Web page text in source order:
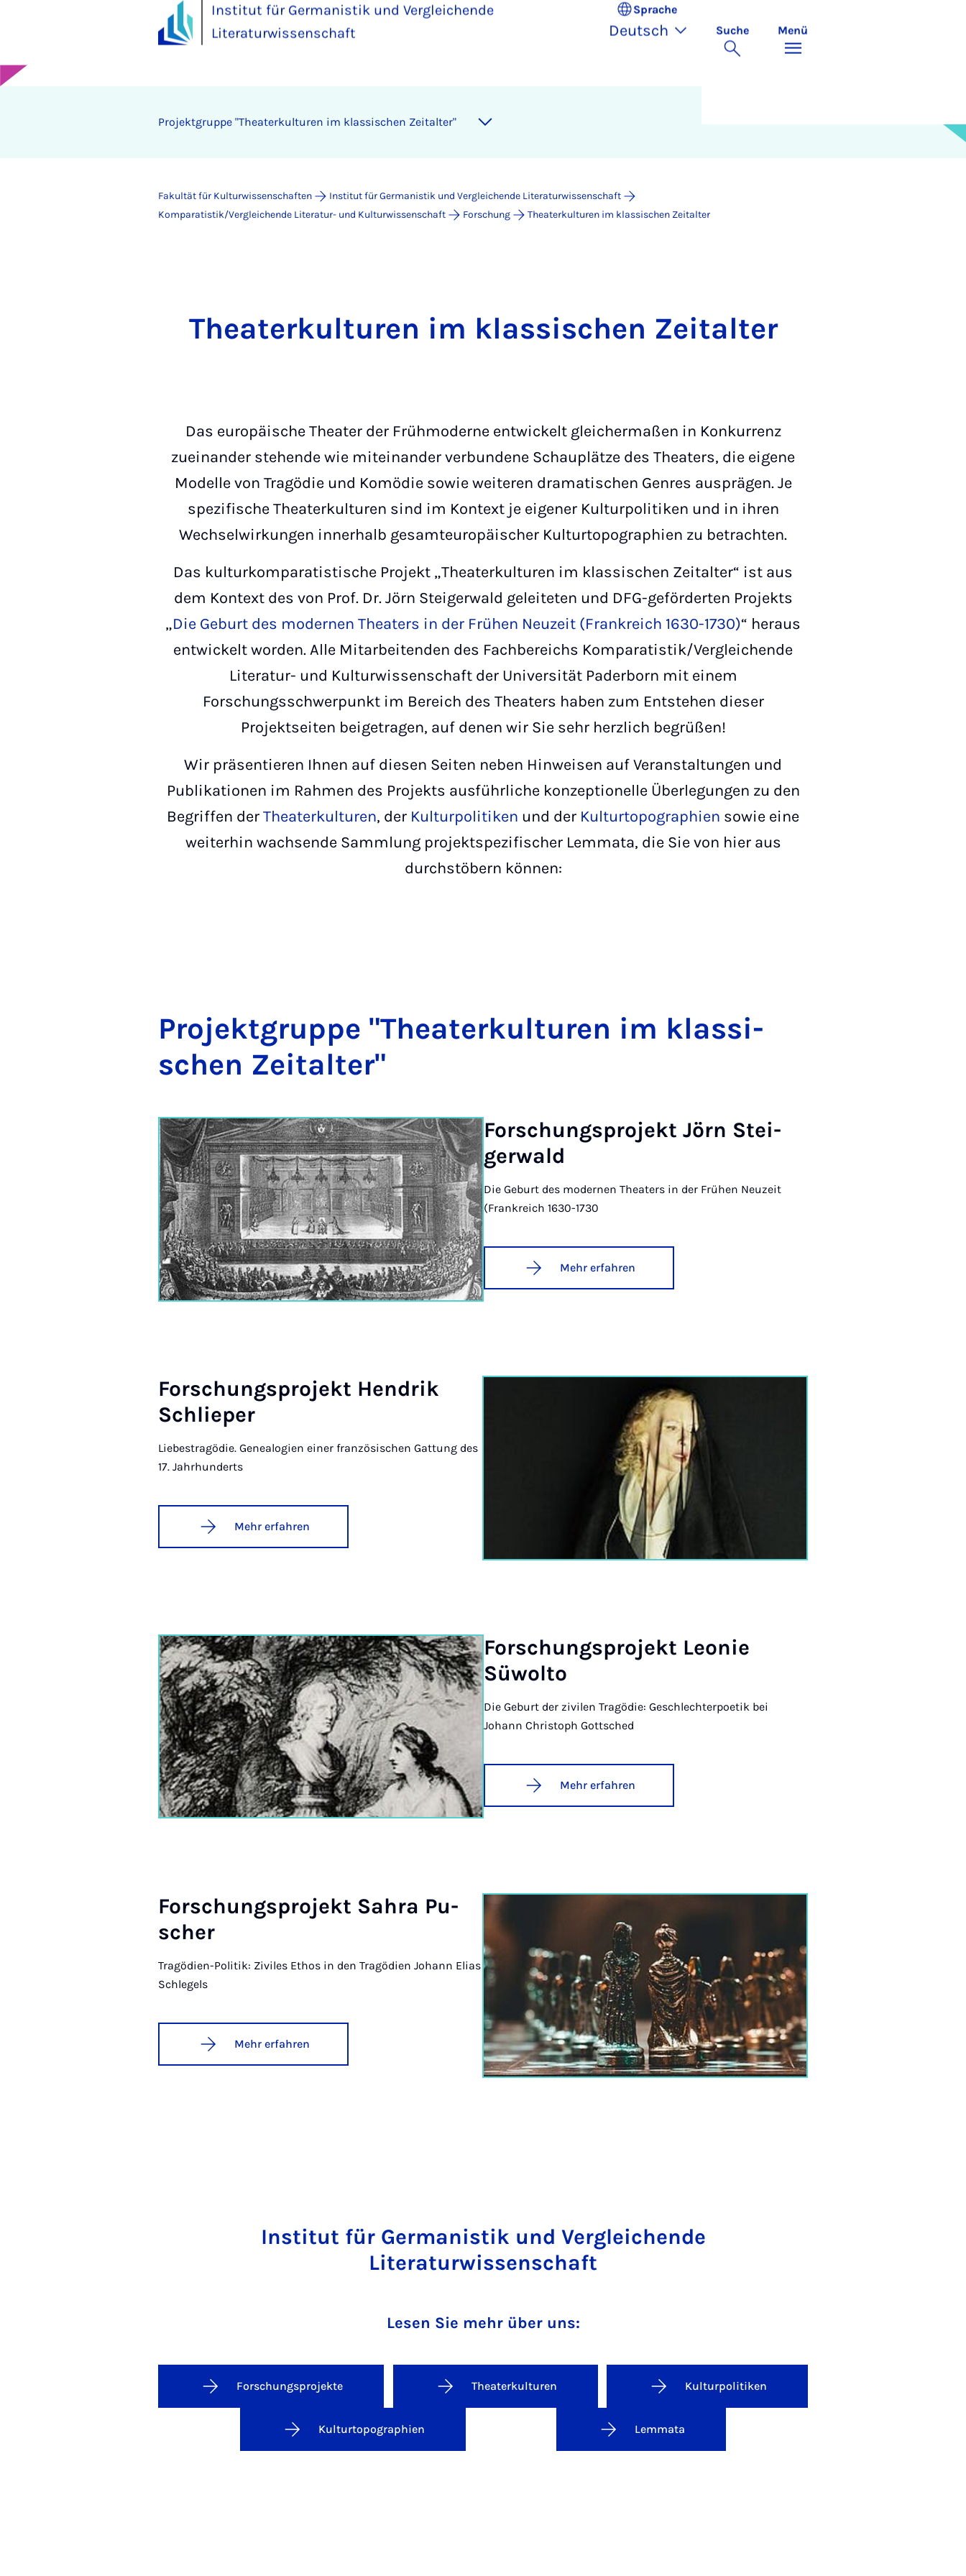
Institut für Germanistik und Vergleichende
Literaturwissenschaft
Sprache
Deutsch Suche Menü
Pro­jekt­grup­pe "The­a­ter­kul­tu­ren im klas­si­schen Zeit­al­ter"
Fakultät für Kulturwissenschaften
Institut für Germanistik und Vergleichende Literaturwissenschaft
Komparatistik/Vergleichende Literatur- und Kulturwissenschaft
Forschung Theaterkulturen im klassischen Zeitalter
Theaterkulturen im klassischen Zeitalter
Das europäische Theater der Frühmoderne entwickelt gleichermaßen in Konkurrenz
zueinander stehende wie miteinander verbundene Schauplätze des Theaters, die eigene
Modelle von Tragödie und Komödie sowie weiteren dramatischen Genres ausprägen. Je
spezifische Theaterkulturen sind im Kontext je eigener Kulturpolitiken und in ihren
Wechselwirkungen innerhalb gesamteuropäischer Kulturtopographien zu betrachten.
Das kulturkomparatistische Projekt „Theaterkulturen im klassischen Zeitalter“ ist aus
dem Kontext des von Prof. Dr. Jörn Steigerwald geleiteten und DFG-geförderten Projekts
„Die Geburt des modernen Theaters in der Frühen Neuzeit (Frankreich 1630-1730)“ heraus
entwickelt worden. Alle Mitarbeitenden des Fachbereichs Komparatistik/Vergleichende
Literatur- und Kulturwissenschaft der Universität Paderborn mit einem
Forschungsschwerpunkt im Bereich des Theaters haben zum Entstehen dieser
Projektseiten beigetragen, auf denen wir Sie sehr herzlich begrüßen!
Wir präsentieren Ihnen auf diesen Seiten neben Hinweisen auf Veranstaltungen und
Publikationen im Rahmen des Projekts ausführliche konzeptionelle Überlegungen zu den
Begriffen derTheaterkulturen, der Kulturpolitiken und der Kulturtopographien sowie eine
weiterhin wachsende Sammlung projektspezifischer Lemmata, die Sie von hier aus
durchstöbern können:
Pro­jekt­grup­pe "The­a­ter­kul­tu­ren im klas­si­
schen Zeit­al­ter"
For­schungs­pro­jekt Jörn Stei­
ger­wald
Die Ge­burt des mo­der­nen The­a­ters in der Frü­hen Neu­zeit
(Frank­reich 1630-1730
Mehr erfahren
For­schungs­pro­jekt Hen­drik
Schlie­per
Liebestragödie. Genealogien einer französischen Gattung des
17. Jahrhunderts
Mehr erfahren
For­schungs­pro­jekt Leo­nie
Süwol­to
Die Geburt der zivilen Tragödie: Geschlechterpoetik bei
Johann Christoph Gottsched
Mehr erfahren
For­schungs­pro­jekt Sahra Pu­
scher
Tragödien-Politik: Ziviles Ethos in den Tragödien Johann Elias
Schlegels
Mehr erfahren
Institut für Germanistik und Vergleichende
Literaturwissenschaft
Lesen Sie mehr über uns:
Forschungsprojekte Theaterkulturen Kulturpolitiken
Kulturtopographien Lemmata